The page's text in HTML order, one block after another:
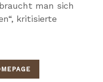
man sich
kritisierte